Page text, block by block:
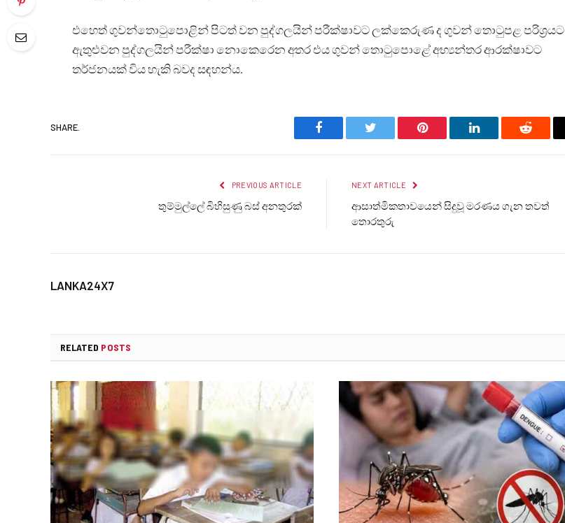
එහෙත් ගුවන්තොටුපොළින් පිටත් වන පුද්ගලයින් පරීක්ෂාවට ලක්කෙරුණ ද ගුවන් තොටුපළ පරිශ්‍රයට
ඇතුළුවන පුද්ගලයින් පරීක්ෂා නොකෙරෙන අතර එය ගුවන් තොටුපොළේ අභ්‍යන්තර ආරක්ෂාවට
තර්ජනයක් විය හැකි බවද සඳහන්ය.
SHARE.
Facebook Twitter Pinterest LinkedIn Reddit
PREVIOUS ARTICLE
තුම්මුල්ලේ බිහිසුණු බස් අනතුරක්
NEXT ARTICLE
ආසාත්මිකතාවයෙන් සිදුවූ මරණය ගැන තවත්
තොරතුරු
LANKA24X7
RELATED POSTS